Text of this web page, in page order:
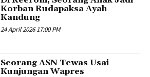
Korban Rudapaksa Ayah
Kandung
24 April 2026 17:00 PM
Seorang ASN Tewas Usai
Kunjungan Wapres